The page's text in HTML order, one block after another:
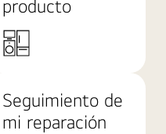
producto
Seguimiento de
mi reparación